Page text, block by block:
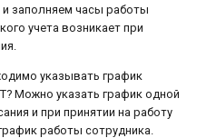
заполняем часы работы
учета возникает при
указывать график
Можно указать график одной
и при принятии на работу
работы сотрудника.